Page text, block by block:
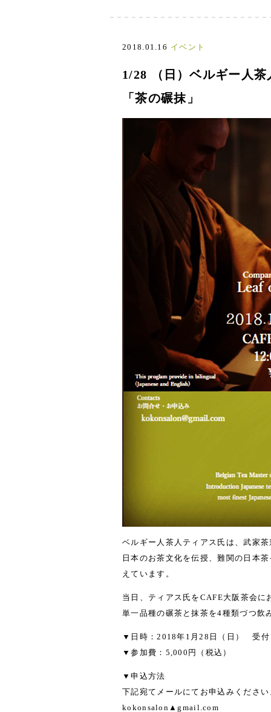
2018.01.16 イベント
1/28 （日）ベルギー人
「茶の碾抹」
ベルギー人茶人ティアス氏は、武家
日本のお茶文化を伝授、難関の日本
えています。
当日、ティアス氏をCAFE大阪茶会
単一品種の碾茶と抹茶を4種類づつ飲
▼日時：2018年1月28日（日）
▼参加費：5,000円（税込）
▼申込方法
下記宛てメールにてお申込みくださ
kokonsalon▲gmail.com